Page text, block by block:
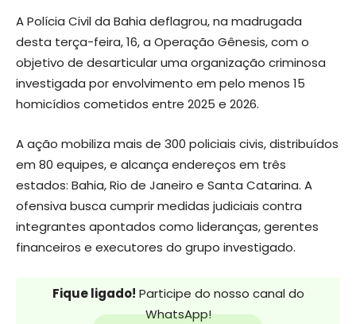
A Polícia Civil da Bahia deflagrou, na madrugada
desta terça-feira, 16, a Operação Gênesis, com o
objetivo de desarticular uma organização criminosa
investigada por envolvimento em pelo menos 15
homicídios cometidos entre 2025 e 2026.
A ação mobiliza mais de 300 policiais civis, distribuídos
em 80 equipes, e alcança endereços em três
estados: Bahia, Rio de Janeiro e Santa Catarina. A
ofensiva busca cumprir medidas judiciais contra
integrantes apontados como lideranças, gerentes
financeiros e executores do grupo investigado.
Fique ligado! Participe do nosso canal do
WhatsApp!